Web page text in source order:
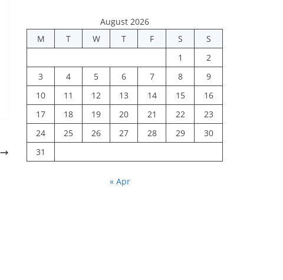
August 2026
M
T W T F S
S
1
2
3
4 5 6 7 8
9
10
11 12 13 14 15
16
17
18 19 20 21 22
23
24
25 26 27 28 29
30
31
« Apr